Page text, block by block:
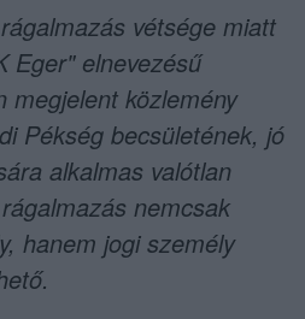
vétsége miatt
Eger" elnevezésű
megjelent közlemény
Pékség becsületének, jó
alkalmas valótlan
nemcsak
hanem jogi személy